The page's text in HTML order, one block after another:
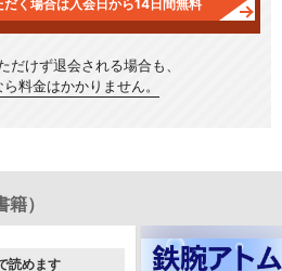
く場合は入会日から14日間無料
だけず退会される場合も、
料金はかかりません。
）
読めます